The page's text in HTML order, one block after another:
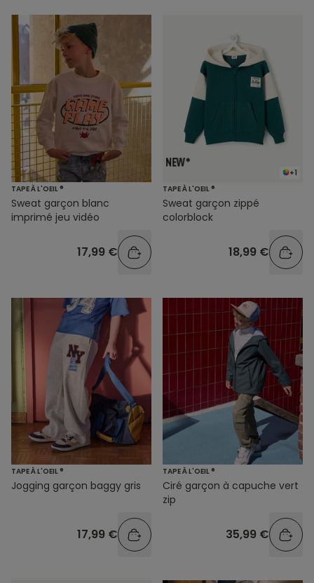
TAPE À L'OEIL ®
Sweat garçon blanc
imprimé jeu vidéo
17,99 €
+1
TAPE À L'OEIL ®
Sweat garçon zippé
colorblock
18,99 €
TAPE À L'OEIL ®
Jogging garçon baggy gris
17,99 €
TAPE À L'OEIL ®
Ciré garçon à capuche vert
zip
35,99 €